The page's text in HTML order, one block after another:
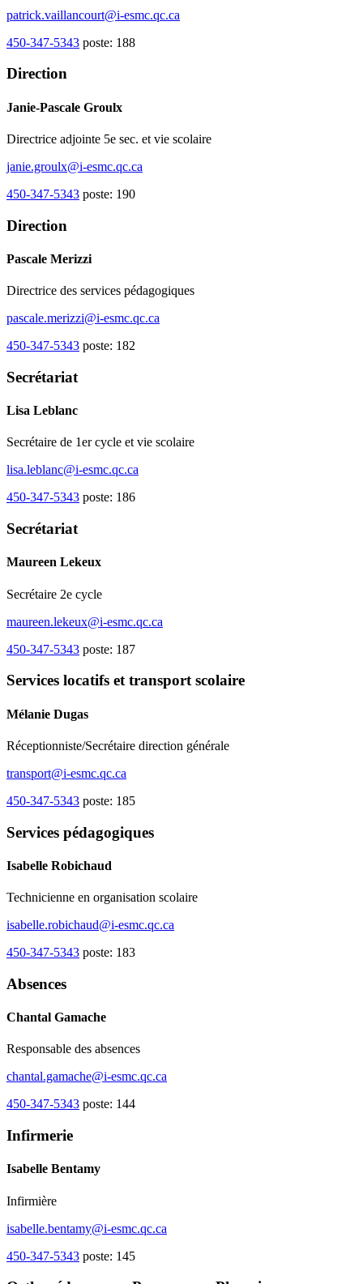
patrick.vaillancourt@i-esmc.qc.ca
450-347-5343 poste: 188
Direction
Janie-Pascale Groulx
Directrice adjointe 5e sec. et vie scolaire
janie.groulx@i-esmc.qc.ca
450-347-5343 poste: 190
Direction
Pascale Merizzi
Directrice des services pédagogiques
pascale.merizzi@i-esmc.qc.ca
450-347-5343 poste: 182
Secrétariat
Lisa Leblanc
Secrétaire de 1er cycle et vie scolaire
lisa.leblanc@i-esmc.qc.ca
450-347-5343 poste: 186
Secrétariat
Maureen Lekeux
Secrétaire 2e cycle
maureen.lekeux@i-esmc.qc.ca
450-347-5343 poste: 187
Services locatifs et transport scolaire
Mélanie Dugas
Réceptionniste/Secrétaire direction générale
transport@i-esmc.qc.ca
450-347-5343 poste: 185
Services pédagogiques
Isabelle Robichaud
Technicienne en organisation scolaire
isabelle.robichaud@i-esmc.qc.ca
450-347-5343 poste: 183
Absences
Chantal Gamache
Responsable des absences
chantal.gamache@i-esmc.qc.ca
450-347-5343 poste: 144
Infirmerie
Isabelle Bentamy
Infirmière
isabelle.bentamy@i-esmc.qc.ca
450-347-5343 poste: 145